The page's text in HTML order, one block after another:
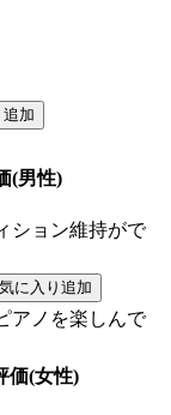
(男性)
ション維持がで
アノを楽しんで
価(女性)